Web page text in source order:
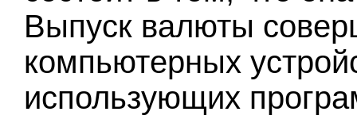
Выпуск валюты
компьютерных
использующих